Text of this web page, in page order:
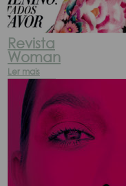
Revista
Woman
Ler mais